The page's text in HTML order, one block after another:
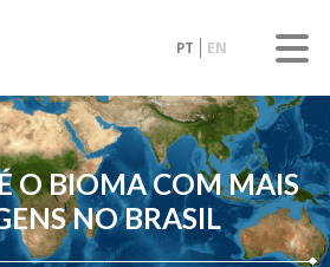
PT EN
O BIOMA COM MAIS
NO BRASIL